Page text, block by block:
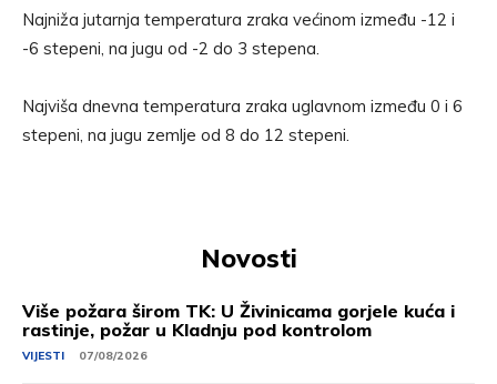
Najniža jutarnja temperatura zraka većinom između -12 i
-6 stepeni, na jugu od -2 do 3 stepena.
Najviša dnevna temperatura zraka uglavnom između 0 i 6
stepeni, na jugu zemlje od 8 do 12 stepeni.
Novosti
Više požara širom TK: U Živinicama gorjele kuća i
rastinje, požar u Kladnju pod kontrolom
VIJESTI 07/08/2026